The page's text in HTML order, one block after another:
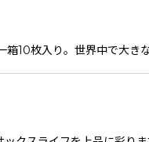
10枚入り。世界中で大き